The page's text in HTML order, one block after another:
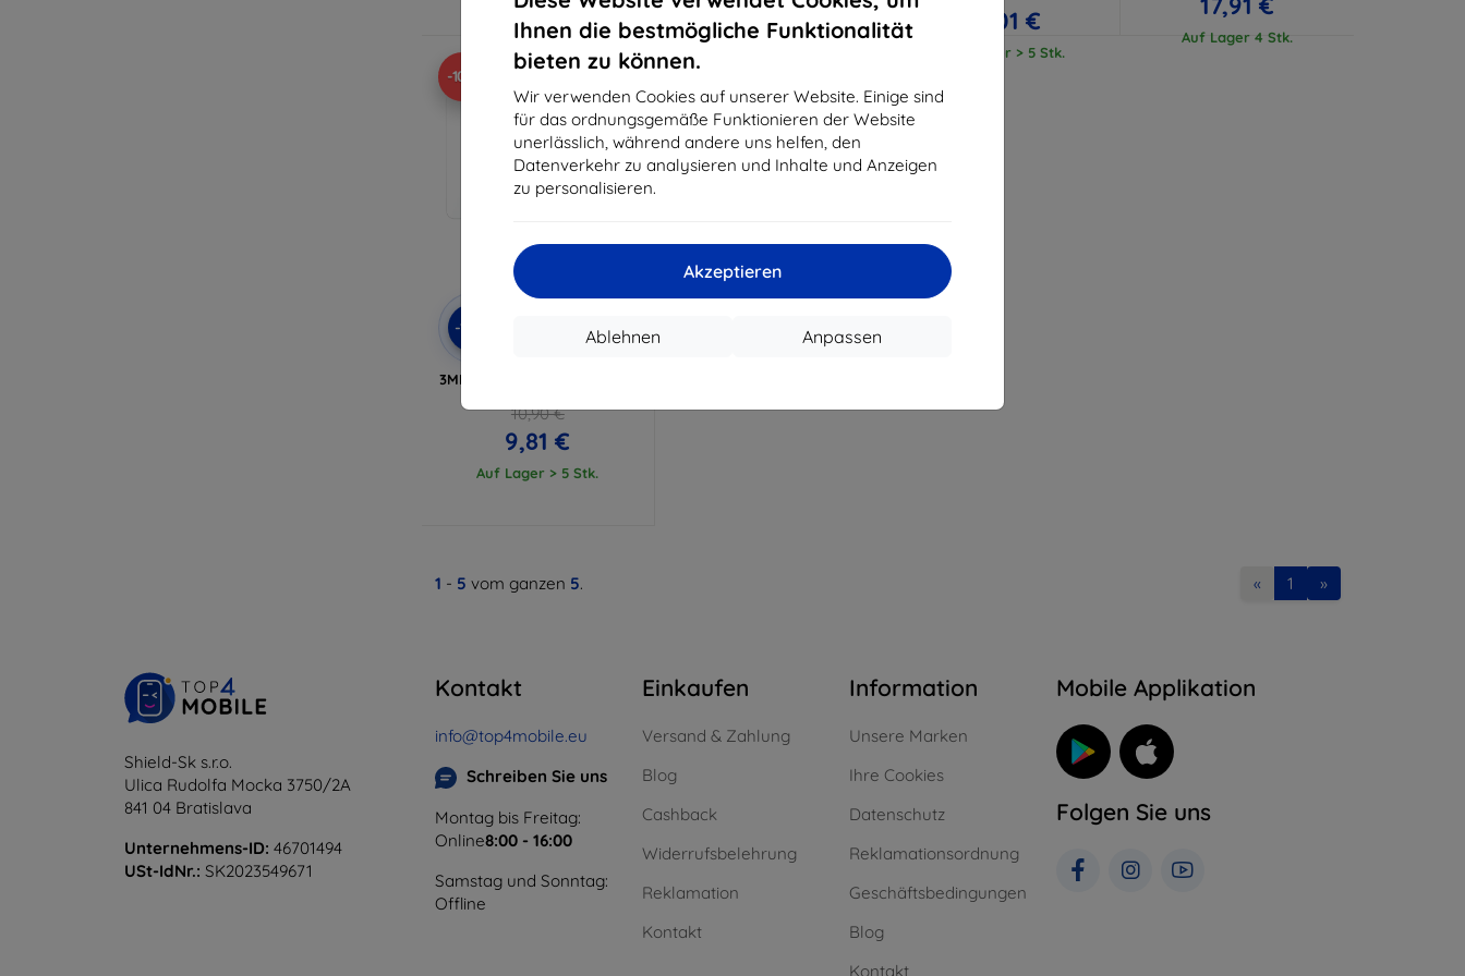
Ihnen die bestmögliche Funktionalität
bieten zu können.
Wir verwenden Cookies auf unserer Website. Einige sind
für das ordnungsgemäße Funktionieren der Website
unerlässlich, während andere uns helfen, den
Datenverkehr zu analysieren und Inhalte und Anzeigen
zu personalisieren.
Akzeptieren
Anpassen
Ablehnen
Auf Lager > 5 Stk. Auf Lager > 5 Stk.
17,01 €
Auf Lager > 5 Stk.
Auf Lager 4 Stk.
-10%
-10% EXTRA10
3MK FlexibleGlass Huawei Y5
10,90 €
9,81 €
Auf Lager > 5 Stk.
1 - 5 vom ganzen 5. « 1 »
Shield-Sk s.r.o.
Ulica Rudolfa Mocka 3750/2A
841 04 Bratislava
Unternehmens-ID: 46701494
USt-IdNr.: SK2023549671
Kontakt
info@top4mobile.eu
Schreiben Sie uns
Montag bis Freitag:
Online8:00 - 16:00
Samstag und Sonntag:
Offline
Einkaufen
Versand & Zahlung
Blog
Cashback
Widerrufsbelehrung
Reklamation
Kontakt
Information
Unsere Marken
Ihre Cookies
Datenschutz
Reklamationsordnung
Geschäftsbedingungen
Blog
Kontakt
Mobile Applikation
Folgen Sie uns